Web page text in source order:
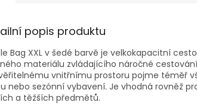
popis produktu
Bag XXL v šedé barvě je velkokapacitní
materiálu zvládajícího náročné
vnitřnímu prostoru pojme téměř
nebo sezónní vybavení. Je vhodná rovněž
a těžších předmětů.